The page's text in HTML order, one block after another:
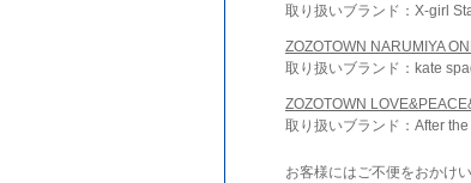
取り扱いブランド：X-girl
ZOZOTOWN NARUMIYA
取り扱いブランド：kate
ZOZOTOWN
取り扱いブランド：After
お客様にはご不便をおかけ